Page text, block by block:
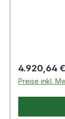
Regulärer
4.920,64 €
Preise inkl.